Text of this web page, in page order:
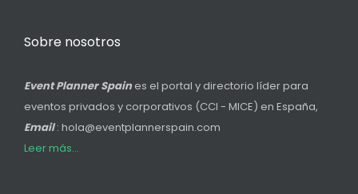
Sobre nosotros
Event Planner Spain es el portal y directorio líder para
eventos privados y corporativos (CCI - MICE) en España,
Email: hola@eventplannerspain.com
Leer más...